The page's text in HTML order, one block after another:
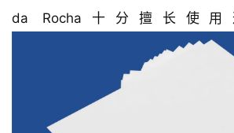
da Rocha十分擅长使用